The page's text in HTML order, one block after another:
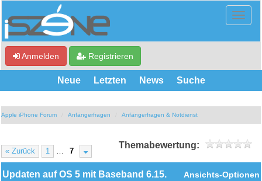
Anmelden Registrieren
Neue Letzten News Suche
Apple iPhone Forum Anfängerfragen Anfängerfragen & Notdienst
« Zurück 1 7
Themabewertung:
Ansichts-Optionen
Updaten auf OS 5 mit Baseband 6.15.